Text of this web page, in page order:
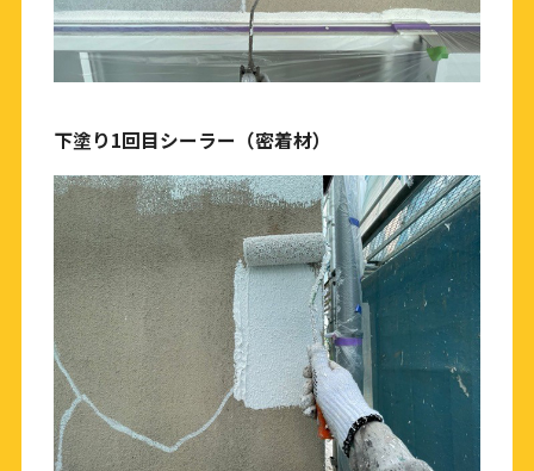
下塗り1回目シーラー（密着材）